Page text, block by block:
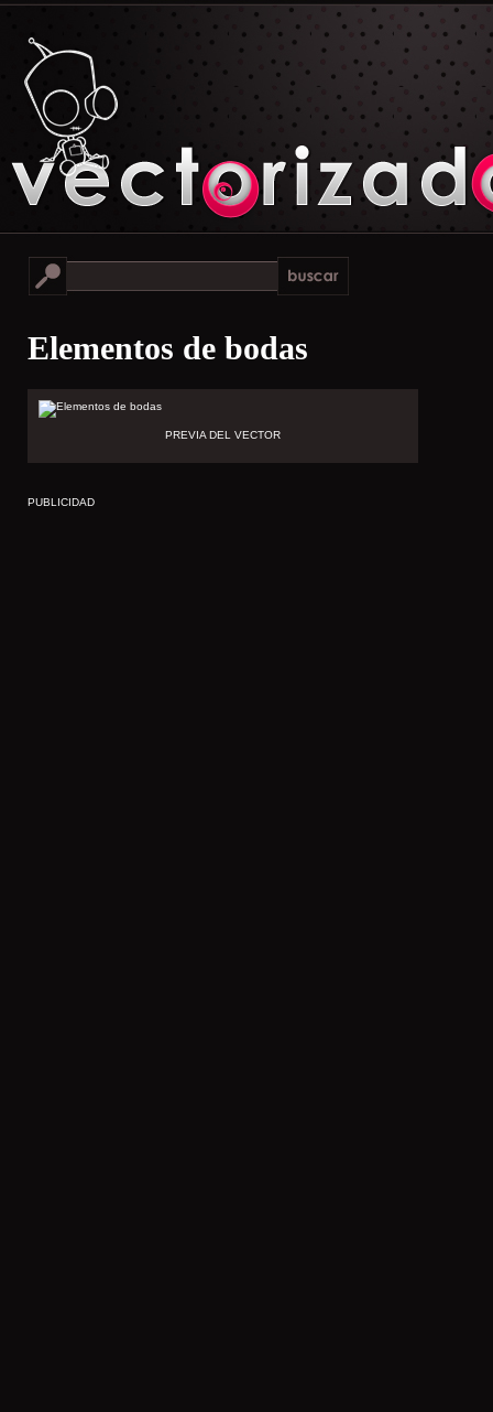
Elementos de bodas
PREVIA DEL VECTOR
PUBLICIDAD